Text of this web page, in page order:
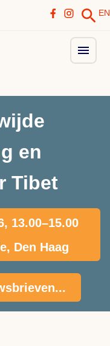
EN
en
Tibet
13.00–15.00
Den Haag